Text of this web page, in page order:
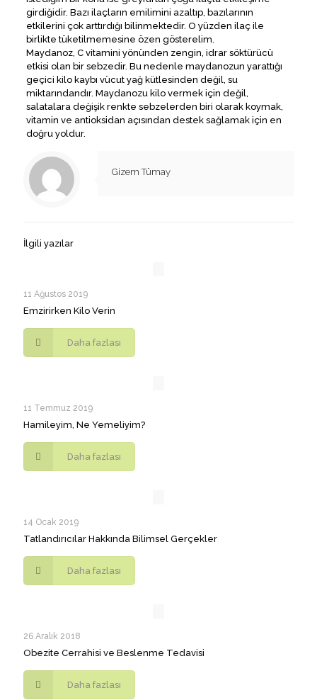
girdiğidir. Bazı ilaçların emilimini azaltıp, bazılarının
etkilerini çok arttırdığı bilinmektedir. O yüzden ilaç ile
birlikte tüketilmemesine özen gösterelim.
Maydanoz, C vitamini yönünden zengin, idrar söktürücü
etkisi olan bir sebzedir. Bu nedenle maydanozun yarattığı
geçici kilo kaybı vücut yağ kütlesinden değil, su
miktarındandır. Maydanozu kilo vermek için değil,
salatalara değişik renkte sebzelerden biri olarak koymak,
vitamin ve antioksidan açısından destek sağlamak için en
doğru yoldur.
Gizem Tümay
İlgili yazılar
11 Ağustos 2019
Emzirirken Kilo Verin
Daha fazlası
11 Temmuz 2019
Hamileyim, Ne Yemeliyim?
Daha fazlası
14 Ocak 2019
Tatlandırıcılar Hakkında Bilimsel Gerçekler
Daha fazlası
26 Aralık 2018
Obezite Cerrahisi ve Beslenme Tedavisi
Daha fazlası